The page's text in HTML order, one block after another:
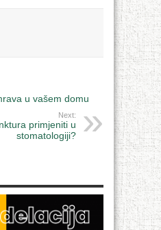
u vašem domu
Next:
primjeniti u
stomatologiji?